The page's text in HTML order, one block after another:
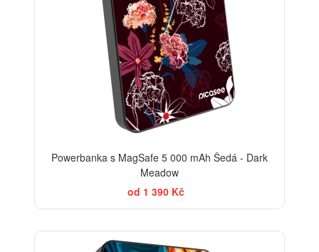
Powerbanka s MagSafe 5 000 mAh Šedá - Dark
Meadow
od 1 390 Kč